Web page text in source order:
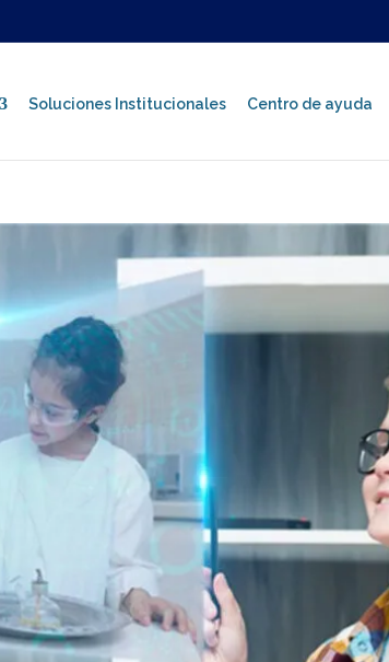
Política Integrada de Gestión
Sistema de Gestión Integral
Soluciones Institucionales Centro de ayuda